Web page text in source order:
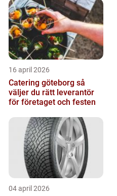
16 april 2026
Catering göteborg så
väljer du rätt leverantör
för företaget och festen
04 april 2026